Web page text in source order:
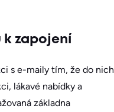
k zapojení
s e-maily tím, že do nich
lákavé nabídky a
základna